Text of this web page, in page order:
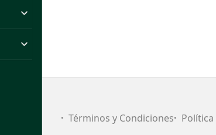
Términos y Condiciones